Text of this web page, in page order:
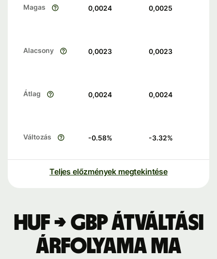
Magas 0,0024 0,0025
Alacsony 0,0023 0,0023
Átlag 0,0024 0,0024
Változás -0.58% -3.32%
Teljes előzmények megtekintése
HUF → GBP átváltási
árfolyama ma